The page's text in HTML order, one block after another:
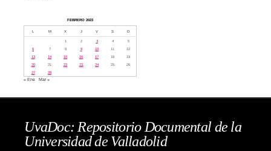
FEBRERO 2023
L M X J V S D
1 2 3 4
5
6
7 8 9 10 11
12
13
14 15 16 17 18
19
20
21 22 23 24 25
26
27
28
« Ene Mar »
UvaDoc: Repositorio Documental de la
Universidad de Valladolid